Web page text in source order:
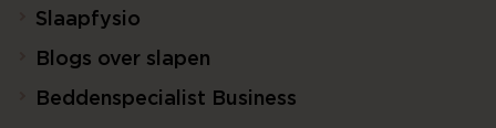
Slaapfysio
Blogs over slapen
Beddenspecialist Business